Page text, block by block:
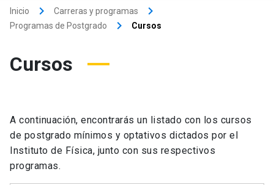
Inicio keyboard_arrow_right Carreras y programas keyboard_arrow_right
Programas de Postgrado keyboard_arrow_right Cursos
Cursos
A continuación, encontrarás un listado con los cursos
de postgrado mínimos y optativos dictados por el
Instituto de Física, junto con sus respectivos
programas.